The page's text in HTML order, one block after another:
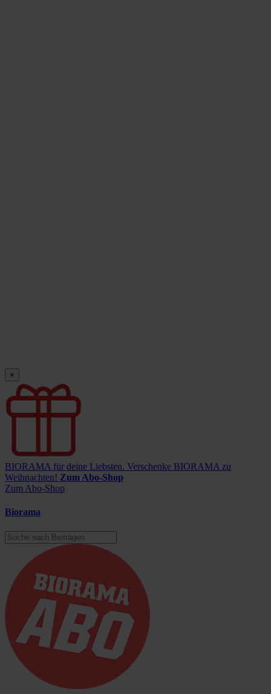
×
BIORAMA für deine Liebsten. Verschenke BIORAMA zu
Weihnachten! Zum Abo-Shop
Zum Abo-Shop
Biorama